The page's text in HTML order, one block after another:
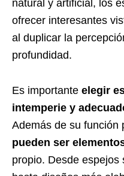
natural y artificial, los
ofrecer interesantes
al duplicar la
profundidad.
Es importante elegir
intemperie y
Además de su función
pueden ser
propio. Desde